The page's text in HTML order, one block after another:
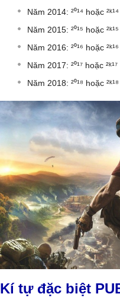
Năm 2014: ²⁰¹⁴ hoặc ²ᵏ¹⁴
Năm 2015: ²⁰¹⁵ hoặc ²ᵏ¹⁵
Năm 2016: ²⁰¹⁶ hoặc ²ᵏ¹⁶
Năm 2017: ²⁰¹⁷ hoặc ²ᵏ¹⁷
Năm 2018: ²⁰¹⁸ hoặc ²ᵏ¹⁸
Kí tự đặc biệt